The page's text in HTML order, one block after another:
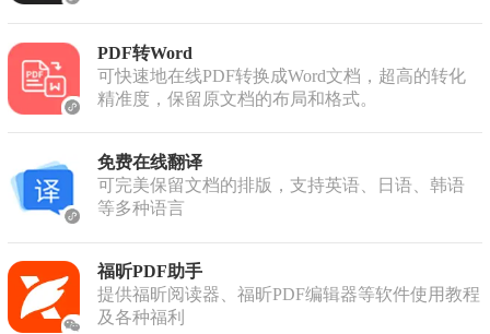
PDF转Word
可快速地在线PDF转换成Word文档，超高的转化
精准度，保留原文档的布局和格式。
免费在线翻译
可完美保留文档的排版，支持英语、日语、韩语
等多种语言
福昕PDF助手
提供福昕阅读器、福昕PDF编辑器等软件使用教程
及各种福利